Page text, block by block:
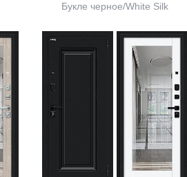
Букле черное/White Silk